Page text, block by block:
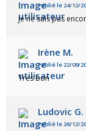
Publié le 24/12/
Je ne sais pas
Irène M.
Publié le 22/09/
Tres bon
Ludovic G.
Publié le 26/12/